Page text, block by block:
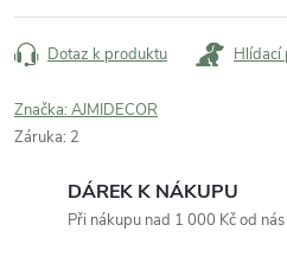
Dotaz k produktu Hlídací
Značka: AJMIDECOR
Záruka: 2
DÁREK K NÁKUPU
Při nákupu nad 1 000 Kč od